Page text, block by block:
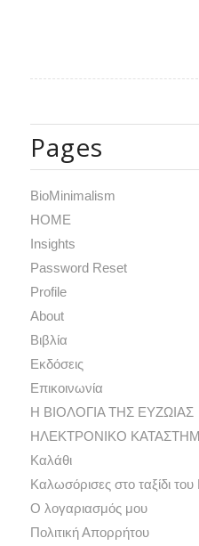
Pages
BioMinimalism
HOME
Insights
Password Reset
Profile
Αbout
Βιβλία
Εκδόσεις
Επικοινωνία
Η ΒΙΟΛΟΓΙΑ ΤΗΣ ΕΥΖΩΙΑΣ
ΗΛΕΚΤΡΟΝΙΚΟ
Καλάθι
Καλωσόρισες στο ταξίδι του
Ο λογαριασμός μου
Πολιτική Απορρήτου